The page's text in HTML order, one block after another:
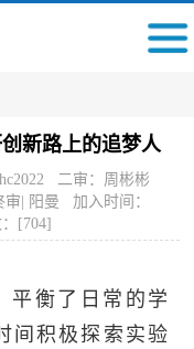
新路上的追梦人
二审：周彬彬
审| 阳曼 加入时间：
[704]
平衡了日常的学
间积极探索实验